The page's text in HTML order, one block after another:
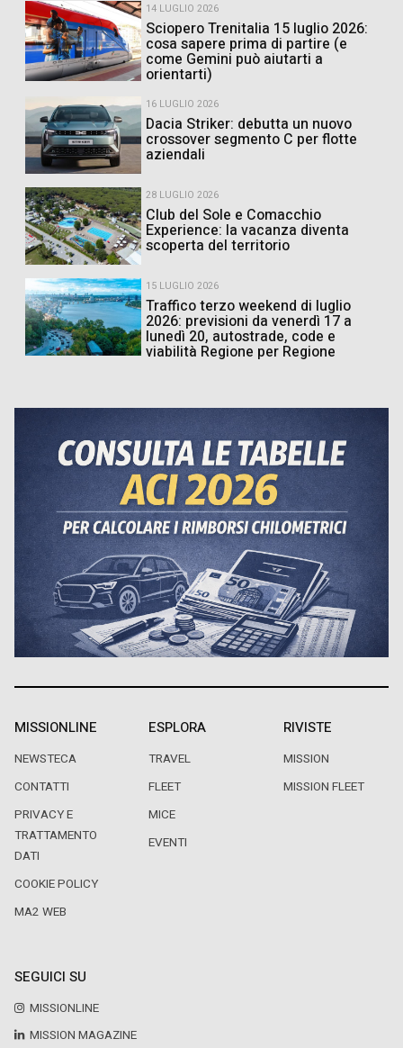
14 LUGLIO 2026
Sciopero Trenitalia 15 luglio 2026:
cosa sapere prima di partire (e
come Gemini può aiutarti a
orientarti)
16 LUGLIO 2026
Dacia Striker: debutta un nuovo
crossover segmento C per flotte
aziendali
28 LUGLIO 2026
Club del Sole e Comacchio
Experience: la vacanza diventa
scoperta del territorio
15 LUGLIO 2026
Traffico terzo weekend di luglio
2026: previsioni da venerdì 17 a
lunedì 20, autostrade, code e
viabilità Regione per Regione
MISSIONLINE
NEWSTECA
CONTATTI
PRIVACY E
TRATTAMENTO
DATI
COOKIE POLICY
MA2 WEB
ESPLORA
TRAVEL
FLEET
MICE
EVENTI
RIVISTE
MISSION
MISSION FLEET
SEGUICI SU
MISSIONLINE
MISSION MAGAZINE